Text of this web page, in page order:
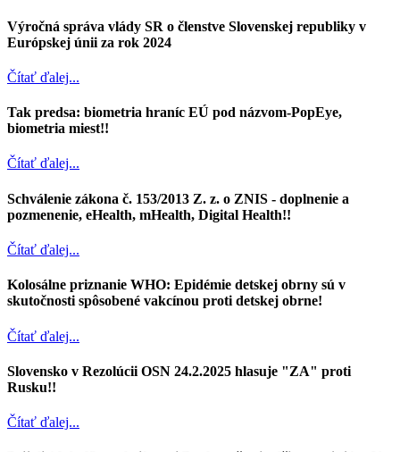
Výročná správa vlády SR o členstve Slovenskej republiky v
Európskej únii za rok 2024
Čítať ďalej...
Tak predsa: biometria hraníc EÚ pod názvom-PopEye,
biometria miest!!
Čítať ďalej...
Schválenie zákona č. 153/2013 Z. z. o ZNIS - doplnenie a
pozmenenie, eHealth, mHealth, Digital Health!!
Čítať ďalej...
Kolosálne priznanie WHO: Epidémie detskej obrny sú v
skutočnosti spôsobené vakcínou proti detskej obrne!
Čítať ďalej...
Slovensko v Rezolúcii OSN 24.2.2025 hlasuje "ZA" proti
Rusku!!
Čítať ďalej...